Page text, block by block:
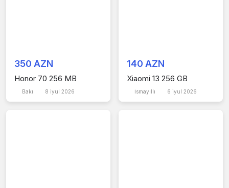
350 AZN
Honor 70 256 MB
8 iyul 2026
140 AZN
Xiaomi 13 256 GB
İsmayıllı 6 iyul 2026